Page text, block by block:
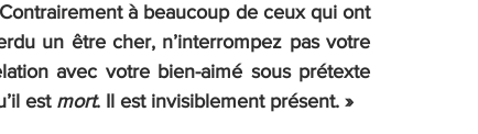
à beaucoup de ceux qui ont
un être cher, n’interrompez pas votre
avec votre bien-aimé sous prétexte
est mort. Il est invisiblement présent. »